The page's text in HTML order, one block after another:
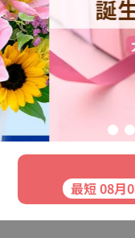
最短 08月